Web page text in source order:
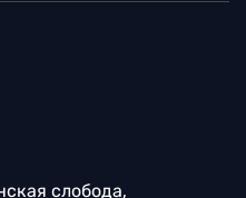
слобода,